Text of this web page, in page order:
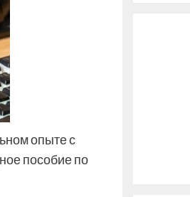
опыте с
пособие по